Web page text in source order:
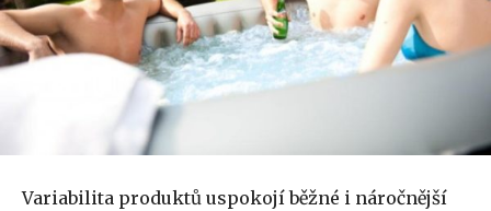
Variabilita produktů uspokojí běžné i náročnější